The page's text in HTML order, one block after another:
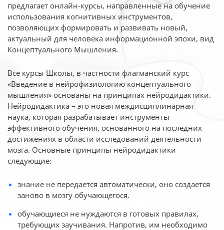
предлагает онлайн-курсы, направленные на обучение
использования когнитивных инструментов,
позволяющих формировать и развивать новый,
актуальный для человека информационной эпохи, вид
Концептуального Мышления.
Все курсы Школы, в частности флагманский курс
«Введение в нейрофизиологию концептуального
мышления» основаны на принципах нейродидактики.
Нейродидактика – это новая междисциплинарная
наука, которая разрабатывает инструменты
эффективного обучения, основанного на последних
достижениях в области исследований деятельности
мозга. Основные принципы нейродидактики
следующие:
знание не передается автоматически, оно создается
заново в мозгу обучающегося.
обучающиеся не нуждаются в готовых правилах,
требующих заучивания. Напротив, им необходимо